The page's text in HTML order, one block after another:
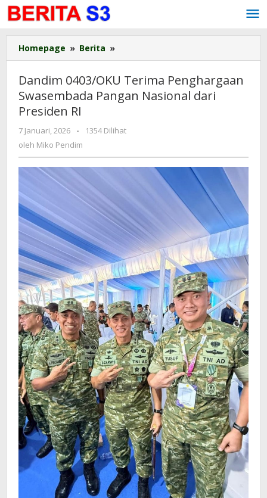
Lewati
ke
konten
Homepage » Berita »
0403/OKU
Penghargaan
Swasembada
dari
RI
Dandim 0403/OKU Terima Penghargaan
Swasembada Pangan Nasional dari
Presiden RI
7 Januari, 2026
oleh
Miko
-
1354 Dilihat
oleh Miko Pendim